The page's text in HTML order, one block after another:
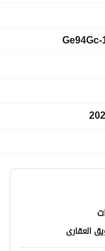
العقارى